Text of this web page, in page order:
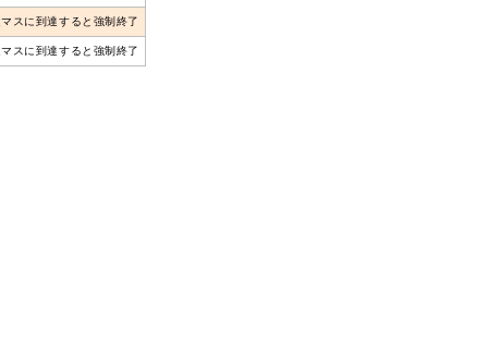
スに到達すると強制終了
スに到達すると強制終了